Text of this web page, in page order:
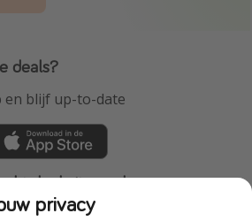
deals?
en blijf up-to-date
deel uit van de
privacy